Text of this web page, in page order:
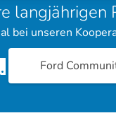
bei unseren
Ford